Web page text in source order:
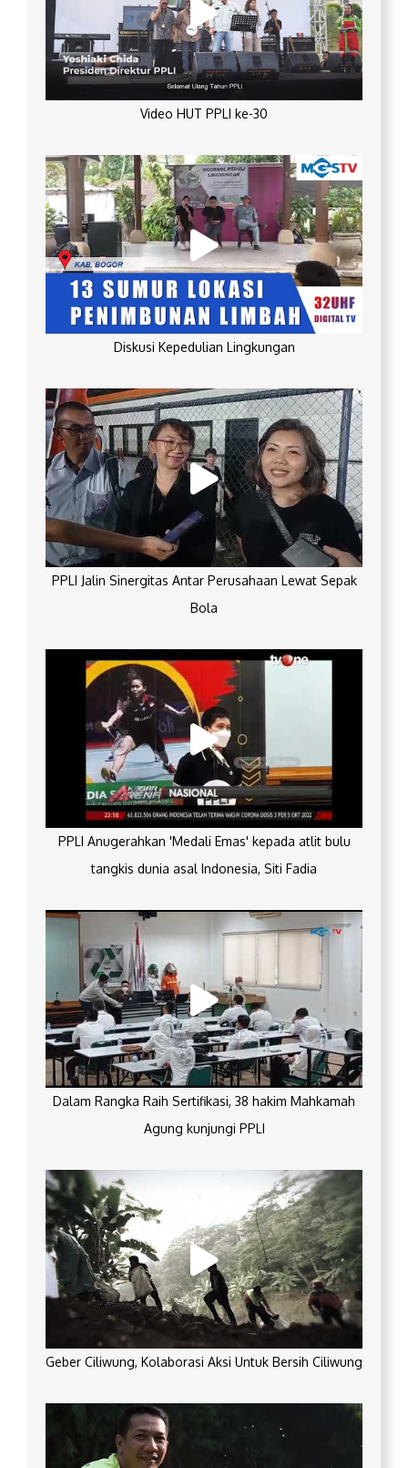
Video HUT PPLI ke-30
Diskusi Kepedulian Lingkungan
PPLI Jalin Sinergitas Antar Perusahaan Lewat Sepak
Bola
PPLI Anugerahkan 'Medali Emas' kepada atlit bulu
tangkis dunia asal Indonesia, Siti Fadia
Dalam Rangka Raih Sertifikasi, 38 hakim Mahkamah
Agung kunjungi PPLI
Geber Ciliwung, Kolaborasi Aksi Untuk Bersih Ciliwung